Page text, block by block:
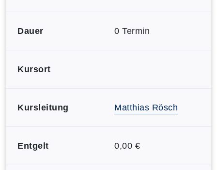
Dauer 0 Termin
Kursort
Kursleitung Matthias Rösch
Entgelt 0,00 €